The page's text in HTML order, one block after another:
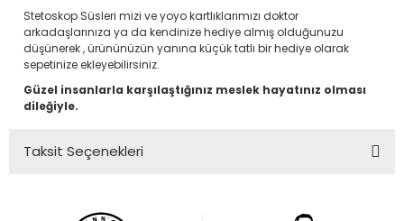
Stetoskop Süsleri mizi ve yoyo kartlıklarımızı doktor
arkadaşlarınıza ya da kendinize hediye almış olduğunuzu
düşünerek , ürününüzün yanına küçük tatlı bir hediye olarak
sepetinize ekleyebilirsiniz.
Güzel insanlarla karşılaştığınız meslek hayatınız olması
dileğiyle.
Taksit Seçenekleri